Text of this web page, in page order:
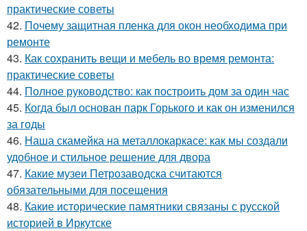
практические советы
42. Почему защитная пленка для окон необходима при
ремонте
43. Как сохранить вещи и мебель во время ремонта:
практические советы
44. Полное руководство: как построить дом за один час
45. Когда был основан парк Горького и как он изменился
за годы
46. Наша скамейка на металлокаркасе: как мы создали
удобное и стильное решение для двора
47. Какие музеи Петрозаводска считаются
обязательными для посещения
48. Какие исторические памятники связаны с русской
историей в Иркутске